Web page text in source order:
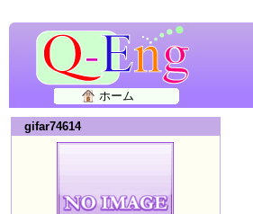
ホーム
gifar74614